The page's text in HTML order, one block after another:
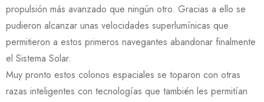
propulsión más avanzado que ningún otro. Gracias a ello se
pudieron alcanzar unas velocidades superlumínicas que
permitieron a estos primeros navegantes abandonar finalmente
el Sistema Solar.
Muy pronto estos colonos espaciales se toparon con otras
razas inteligentes con tecnologías que también les permitían